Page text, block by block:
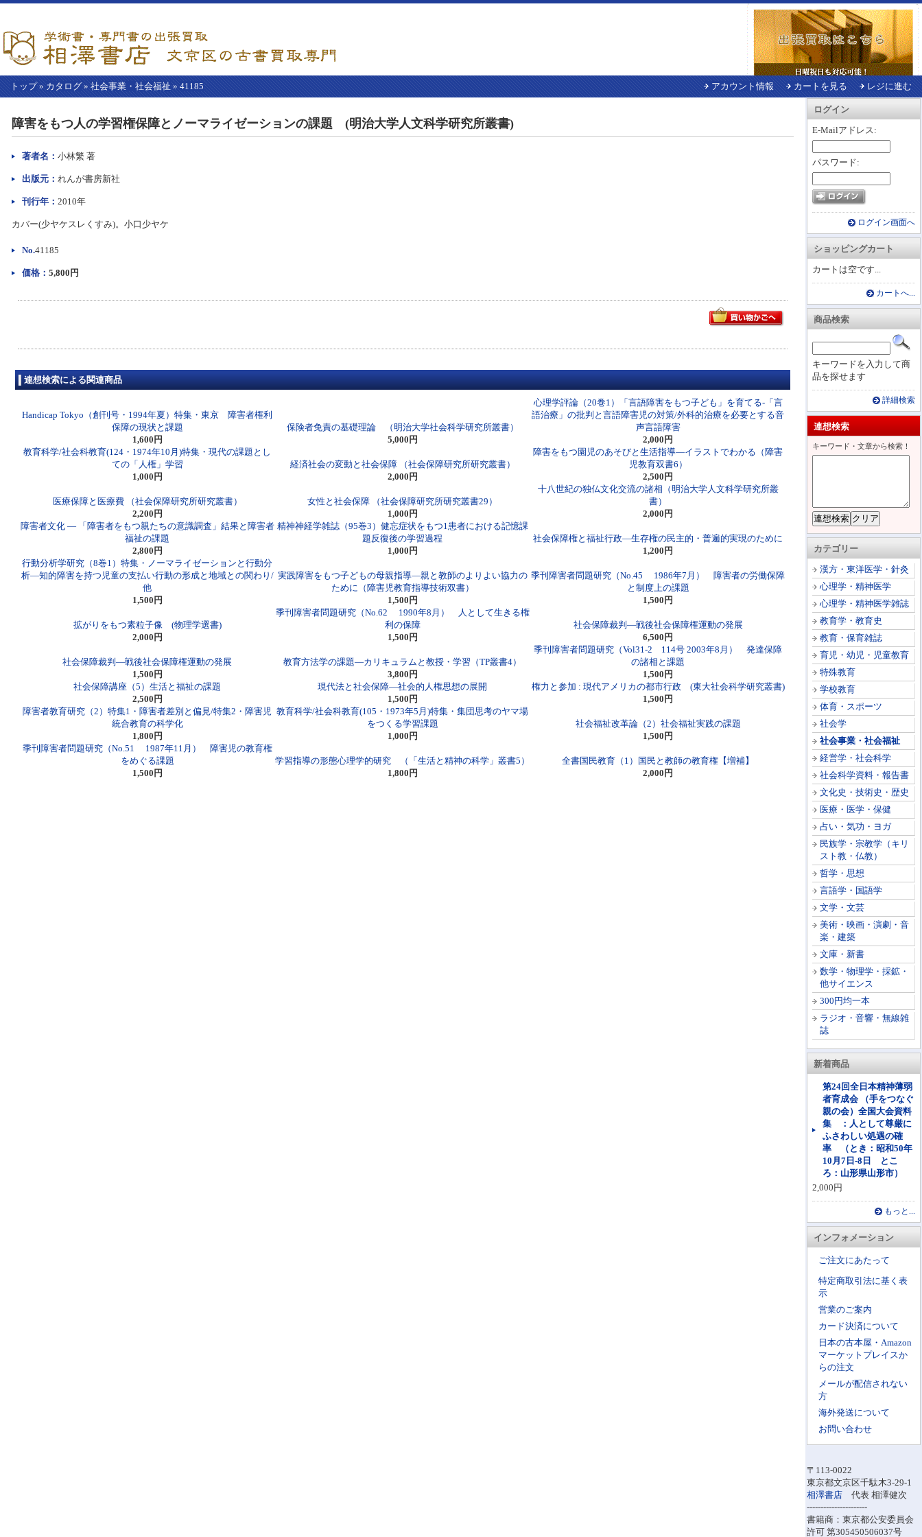
トップ» カタログ » 社会事業・社会福祉 » 41185 アカウント情報 カートを見る レジに進む
ログイン
E-Mailアドレス:
パスワード:
ログイン画面へ
ショッピングカート
カートは空です...
カートへ...
商品検索
キーワードを入力して商
品を探せます
詳細検索
連想検索
キーワード・文章から検索！
カテゴリー
漢方・東洋医学・針灸
心理学・精神医学
心理学・精神医学雑誌
教育学・教育史
教育・保育雑誌
育児・幼児・児童教育
特殊教育
学校教育
体育・スポーツ
社会学
社会事業・社会福祉
経営学・社会科学
社会科学資料・報告書
文化史・技術史・歴史
医療・医学・保健
占い・気功・ヨガ
民族学・宗教学（キリ
スト教・仏教）
哲学・思想
言語学・国語学
文学・文芸
美術・映画・演劇・音
楽・建築
文庫・新書
数学・物理学・採鉱・
他サイエンス
300円均一本
ラジオ・音響・無線雑
誌
新着商品
第24回全日本精神薄弱
者育成会 （手をつなぐ
親の会）全国大会資料
集 ：人として尊厳に
ふさわしい処遇の確
率 （とき：昭和50年
10月7日-8日 とこ
ろ：山形県山形市）
2,000円
もっと...
インフォメーション
ご注文にあたって
特定商取引法に基く表
示
営業のご案内
カード決済について
日本の古本屋・Amazon
マーケットプレイスか
らの注文
メールが配信されない
方
海外発送について
お問い合わせ
〒113-0022
東京都文京区千駄木3-29-1
相澤書店 代表 相澤健次
----------------------
書籍商：東京都公安委員会
許可 第305450506037号
こ
か
本
障害をもつ人の学習権保障とノーマライゼーションの課題 (明治大学人文科学研究所叢書)
著者名： 小林繁 著
出版元： れんが書房新社
刊行年： 2010年
カバー(少ヤケスレくすみ)。小口少ヤケ
No.41185
価格： 5,800円
連想検索による関連商品
Handicap Tokyo（創刊号・1994年夏）特集・東京 障害者権利
保障の現状と課題
1,600円
保険者免責の基礎理論 （明治大学社会科学研究所叢書）
5,000円
心理学評論（20巻1）「言語障害をもつ子ども」を育てる-「言
語治療」の批判と言語障害児の対策/外科的治療を必要とする音
声言語障害
2,000円
教育科学/社会科教育(124・1974年10月)特集・現代の課題とし
ての「人権」学習
1,000円
経済社会の変動と社会保障 （社会保障研究所研究叢書）
2,000円
障害をもつ園児のあそびと生活指導―イラストでわかる（障害
児教育双書6）
2,500円
医療保障と医療費 （社会保障研究所研究叢書）
2,200円
女性と社会保障 （社会保障研究所研究叢書29）
1,000円
十八世紀の独仏文化交流の諸相（明治大学人文科学研究所叢
書）
2,000円
障害者文化 ― 「障害者をもつ親たちの意識調査」結果と障害者
福祉の課題
2,800円
精神神経学雑誌（95巻3）健忘症状をもつ1患者における記憶課
題反復後の学習過程
1,000円
社会保障権と福祉行政―生存権の民主的・普遍的実現のために
1,200円
行動分析学研究（8巻1）特集・ノーマライゼーションと行動分
析―知的障害を持つ児童の支払い行動の形成と地域との関わり/
他
1,500円
実践障害をもつ子どもの母親指導―親と教師のよりよい協力の
ために（障害児教育指導技術双書）
1,500円
季刊障害者問題研究（No.45 1986年7月） 障害者の労働保障
と制度上の課題
1,500円
拡がりをもつ素粒子像 (物理学選書)
2,000円
季刊障害者問題研究（No.62 1990年8月） 人として生きる権
利の保障
1,500円
社会保障裁判―戦後社会保障権運動の発展
6,500円
社会保障裁判―戦後社会保障権運動の発展
1,500円
教育方法学の課題―カリキュラムと教授・学習（TP叢書4）
3,800円
季刊障害者問題研究（Vol31-2 114号 2003年8月） 発達保障
の諸相と課題
1,500円
社会保障講座（5）生活と福祉の課題
2,500円
現代法と社会保障―社会的人権思想の展開
1,500円
権力と参加 : 現代アメリカの都市行政 (東大社会科学研究叢書)
1,500円
障害者教育研究（2）特集1・障害者差別と偏見/特集2・障害児
統合教育の科学化
1,800円
教育科学/社会科教育(105・1973年5月)特集・集団思考のヤマ場
をつくる学習課題
1,000円
社会福祉改革論（2）社会福祉実践の課題
1,500円
季刊障害者問題研究（No.51 1987年11月） 障害児の教育権
をめぐる課題
1,500円
学習指導の形態心理学的研究 （「生活と精神の科学」叢書5）
1,800円
全書国民教育（1）国民と教師の教育権【増補】
2,000円